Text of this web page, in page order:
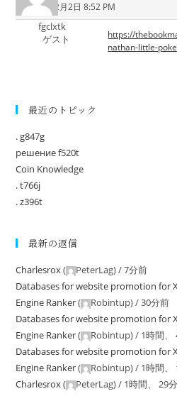
2025年12月2日 8:52 PM
fgclxtk
ゲスト
https://
nathan-little-
最近のトピック
. g847g
решение f520t
Coin Knowledge
. t766j
. z396t
最新の返信
Charlesrox( PeterLag) /7分前
Databases for website promotion for
Engine Ranker( Robintup) /30分前
Databases for website promotion for
Engine Ranker( Robintup) / 1時間、
Databases for website promotion for
Engine Ranker( Robintup) / 1時間、
Charlesrox( PeterLag) / 1時間、 29